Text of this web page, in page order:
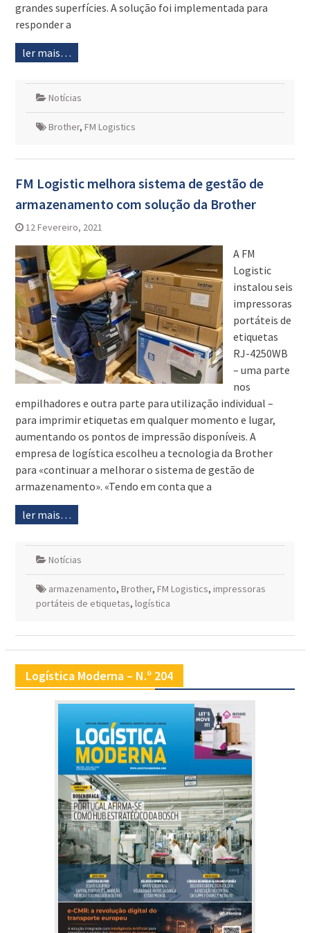
grandes superfícies. A solução foi implementada para
responder a
ler mais…
Notícias
Brother, FM Logistics
FM Logistic melhora sistema de gestão de
armazenamento com solução da Brother
12 Fevereiro, 2021
A FM
Logistic
instalou seis
impressoras
portáteis de
etiquetas
RJ-4250WB
– uma parte
nos
empilhadores e outra parte para utilização individual –
para imprimir etiquetas em qualquer momento e lugar,
aumentando os pontos de impressão disponíveis. A
empresa de logística escolheu a tecnologia da Brother
para «continuar a melhorar o sistema de gestão de
armazenamento». «Tendo em conta que a
ler mais…
Notícias
armazenamento, Brother, FM Logistics, impressoras
portáteis de etiquetas, logística
Logística Moderna – N.º 204